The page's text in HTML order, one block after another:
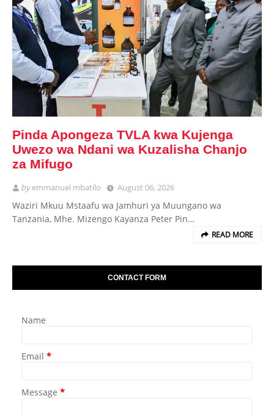
Pinda Apongeza TVLA kwa Kujenga
Uwezo wa Ndani wa Kuzalisha Chanjo
za Mifugo
byemmanuel mbatilo August 06, 2026
Waziri Mkuu Mstaafu wa Jamhuri ya Muungano wa
Tanzania, Mhe. Mizengo Kayanza Peter Pin…
READ MORE
CONTACT FORM
Name
Email *
Message *